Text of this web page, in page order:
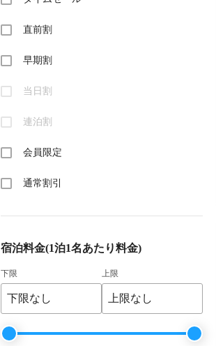
shortcuts
changing
直前割
早期割
当日割
連泊割
会員限定
通常割引
宿泊料金(1泊1名あたり料金)
下限 上限